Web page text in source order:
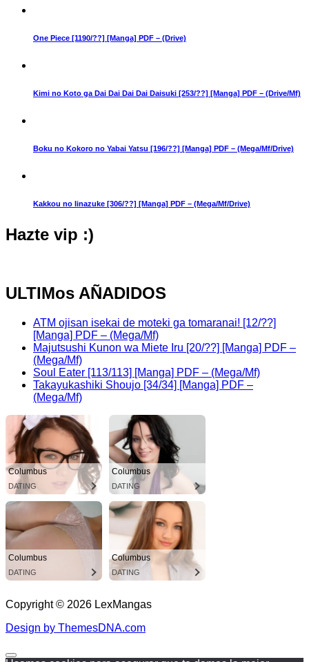
One Piece [1190/??] [Manga] PDF – (Drive)
Kimi no Koto ga Dai Dai Dai Dai Daisuki [253/??] [Manga] PDF – (Drive/Mf)
Boku no Kokoro no Yabai Yatsu [196/??] [Manga] PDF – (Mega/Mf/Drive)
Kakkou no Iinazuke [306/??] [Manga] PDF – (Mega/Mf/Drive)
Hazte vip :)
ULTIMos AÑADIDOS
ATM ojisan isekai de moteki ga tomaranai! [12/??]
[Manga] PDF – (Mega/Mf)
Majutsushi Kunon wa Miete Iru [20/??] [Manga] PDF –
(Mega/Mf)
Soul Eater [113/113] [Manga] PDF – (Mega/Mf)
Takayukashiki Shoujo [34/34] [Manga] PDF –
(Mega/Mf)
Columbus
DATING
Columbus
DATING
Columbus
DATING
Columbus
DATING
Copyright © 2026 LexMangas
Design by ThemesDNA.com
Scroll